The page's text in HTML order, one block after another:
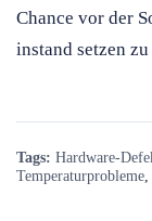
Chance vor der
instand setzen zu
Tags: Hardware-
Temperaturprobleme